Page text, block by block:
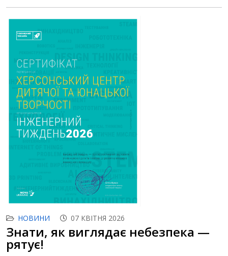
НОВИНИ 07 КВІТНЯ 2026
Знати, як виглядає небезпека —
рятує!